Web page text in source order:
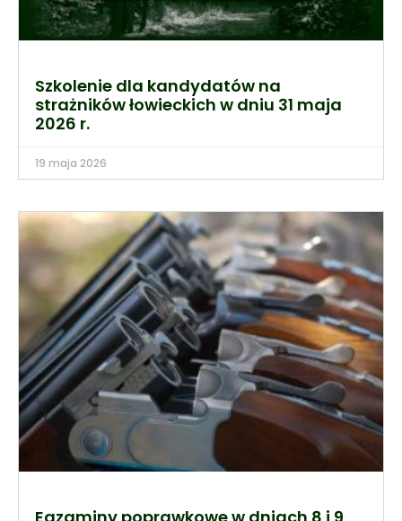
Szkolenie dla kandydatów na
strażników łowieckich w dniu 31 maja
2026 r.
19 maja 2026
Egzaminy poprawkowe w dniach 8 i 9